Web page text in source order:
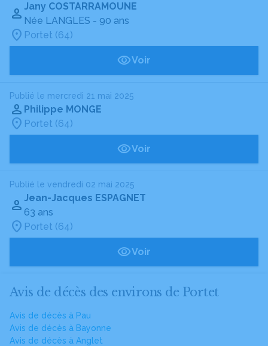
Jany COSTARRAMOUNE
Née LANGLES - 90 ans
Portet (64)
Voir
Publié le mercredi 21 mai 2025
Philippe MONGE
Portet (64)
Voir
Publié le vendredi 02 mai 2025
Jean-Jacques ESPAGNET
63 ans
Portet (64)
Voir
Avis de décès des environs de Portet
Avis de décès à Pau
Avis de décès à Bayonne
Avis de décès à Anglet